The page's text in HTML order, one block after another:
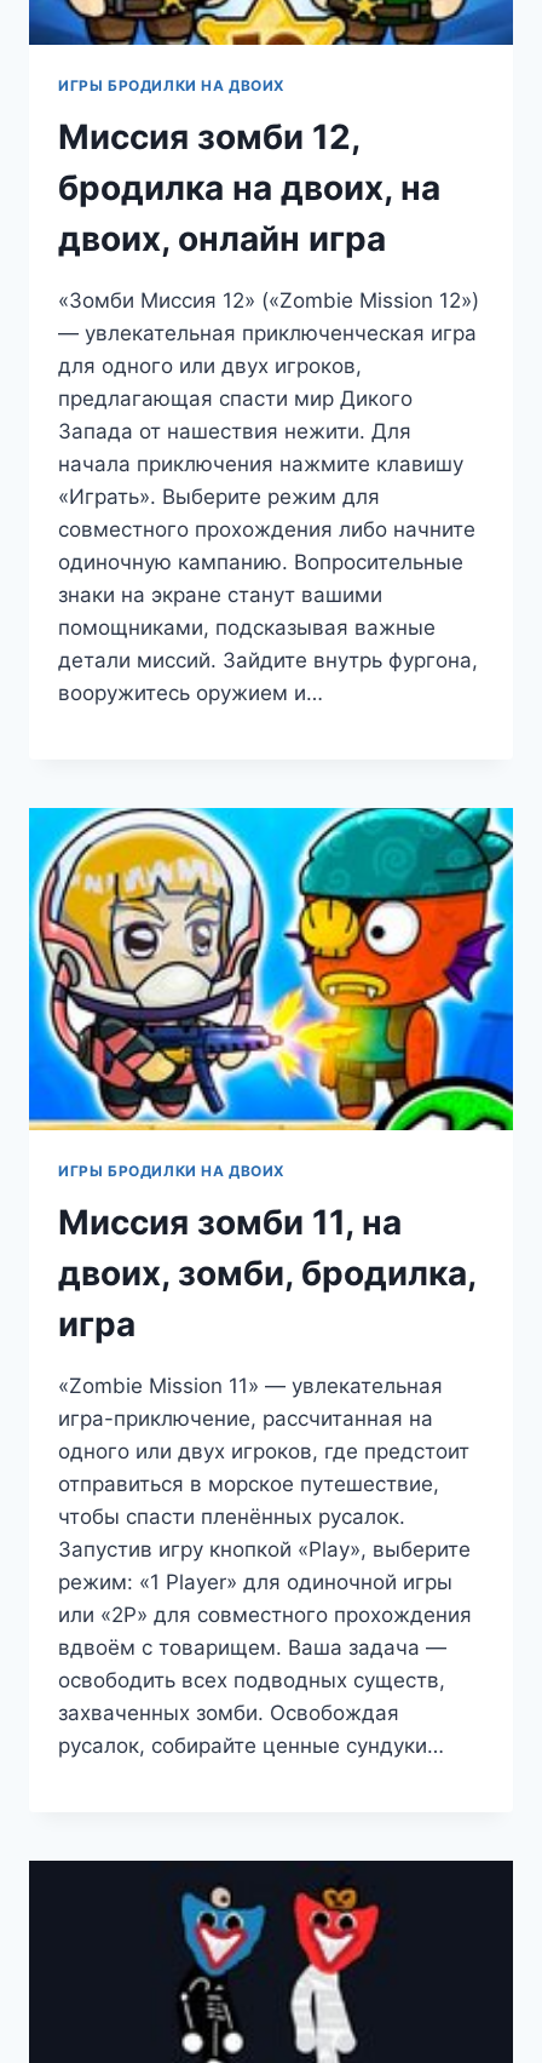
ИГРЫ БРОДИЛКИ НА ДВОИХ
Миссия зомби 12,
бродилка на двоих, на
двоих, онлайн игра
«Зомби Миссия 12» («Zombie Mission 12»)
— увлекательная приключенческая игра
для одного или двух игроков,
предлагающая спасти мир Дикого
Запада от нашествия нежити. Для
начала приключения нажмите клавишу
«Играть». Выберите режим для
совместного прохождения либо начните
одиночную кампанию. Вопросительные
знаки на экране станут вашими
помощниками, подсказывая важные
детали миссий. Зайдите внутрь фургона,
вооружитесь оружием и…
ИГРЫ БРОДИЛКИ НА ДВОИХ
Миссия зомби 11, на
двоих, зомби, бродилка,
игра
«Zombie Mission 11» — увлекательная
игра-приключение, рассчитанная на
одного или двух игроков, где предстоит
отправиться в морское путешествие,
чтобы спасти пленённых русалок.
Запустив игру кнопкой «Play», выберите
режим: «1 Player» для одиночной игры
или «2P» для совместного прохождения
вдвоём с товарищем. Ваша задача —
освободить всех подводных существ,
захваченных зомби. Освобождая
русалок, собирайте ценные сундуки…